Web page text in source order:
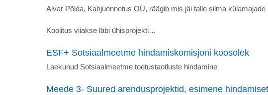
Aivar Põlda, Kahjuennetus OÜ, räägib mis jäi talle silma
Koolitus viiakse läbi ühisprojekti…
ESF+ Sotsiaalmeetme hindamiskomisjoni koosolek
Laekunud Sotsiaalmeetme toetustaotluste hindamine
Meede 3- Suured arendusprojektid, esimene